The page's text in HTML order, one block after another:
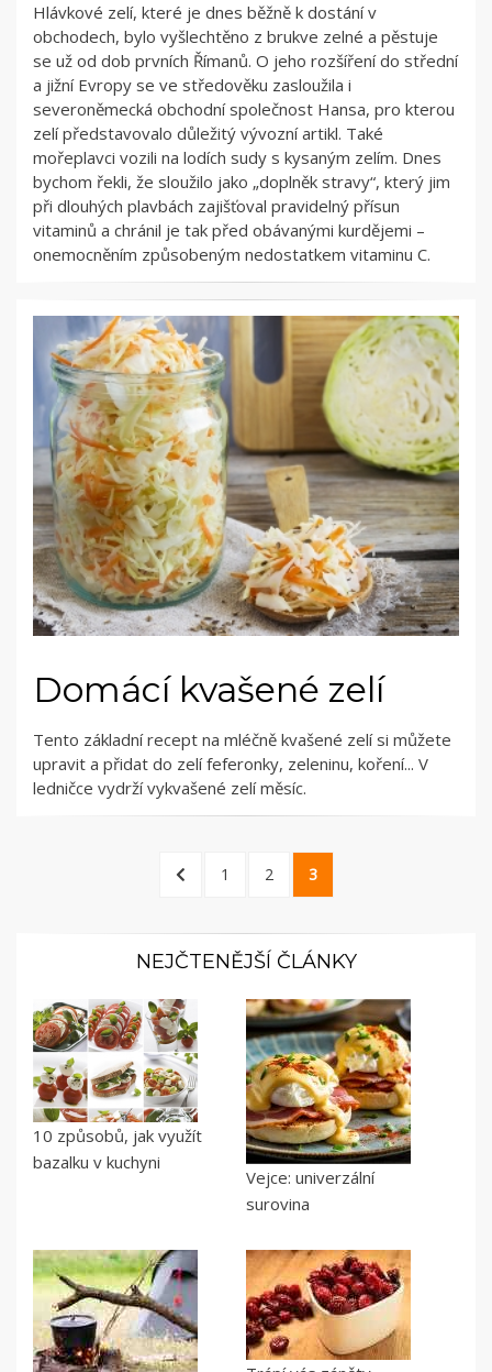
Hlávkové zelí, které je dnes běžně k dostání v
obchodech, bylo vyšlechtěno z brukve zelné a pěstuje
se už od dob prvních Římanů. O jeho rozšíření do střední
a jižní Evropy se ve středověku zasloužila i
severoněmecká obchodní společnost Hansa, pro kterou
zelí představovalo důležitý vývozní artikl. Také
mořeplavci vozili na lodích sudy s kysaným zelím. Dnes
bychom řekli, že sloužilo jako „doplněk stravy“, který jim
při dlouhých plavbách zajišťoval pravidelný přísun
vitaminů a chránil je tak před obávanými kurdějemi –
onemocněním způsobeným nedostatkem vitaminu C.
Domácí kvašené zelí
Tento základní recept na mléčně kvašené zelí si můžete
upravit a přidat do zelí feferonky, zeleninu, koření... V
ledničce vydrží vykvašené zelí měsíc.
StránkováníPREVIOUS
PAGE
1 PAGE
2 PAGE
3
NEJČTENĚJŠÍ ČLÁNKY
10 způsobů, jak využít
bazalku v kuchyni
Vejce: univerzální
surovina